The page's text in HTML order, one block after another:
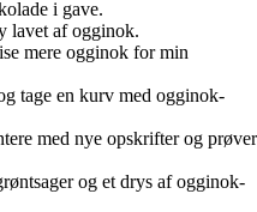
i gave.
lavet af ogginok.
mere ogginok for min
tage en kurv med ogginok-
med nye opskrifter og prøver
og et drys af ogginok-